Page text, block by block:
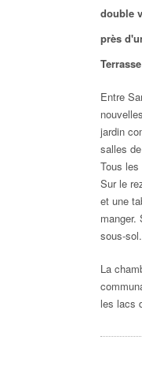
double
près
Terrasse
Entre
jardin
salles
Tous les
Sur le
et une
manger.
sous-sol.
La
les lacs